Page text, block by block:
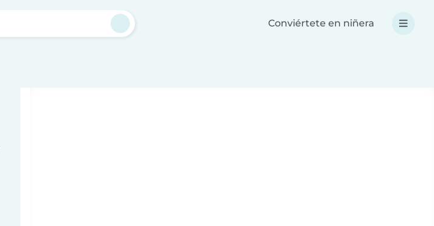
Conviértete en niñera